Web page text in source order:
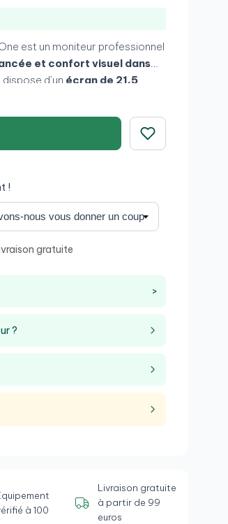
est un moniteur professionnel
et confort visuel dans
dispose d’un écran de 21,5
Tiny-In-Onepermet
le moniteur, ce qui le rend
espaces de travail optimisés
!
gratuite
>
?
à 100
Livraison gratuite
à partir de 99
euros